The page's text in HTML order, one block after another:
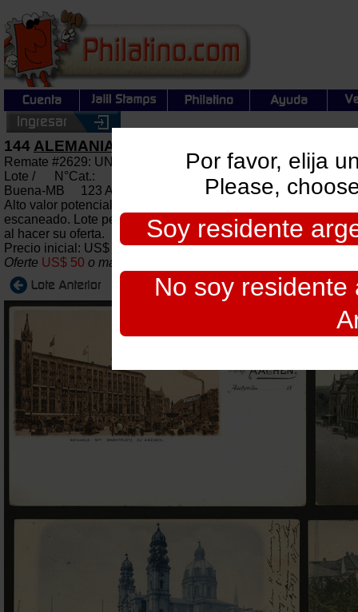
Por favor, elija
Please,
Soy residente
No soy
144 ALEMANIA - TARJETAS POSTALES
Remate #2629: UNIVERSALES + ARGENTINA: Subasta
Lote / N°Cat.:
Buena-MB 123 Antiguas tarjetas postales con vistas de
Alto valor potencial, muy baja base! IMPORTANTE:
escaneado. Lote pesado, su envio desde Argentina al
al hacer su oferta.
Precio inicial: US$ 50 Precio actual:US$ 50
Oferte US$ 50 o más